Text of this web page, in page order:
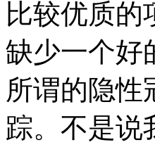
所谓的隐性
踪。不是说
来看一下,